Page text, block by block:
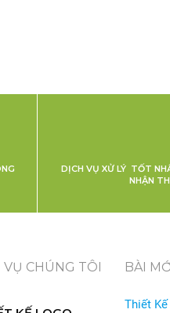
DỊCH VỤ XỬ LÝ TỐT
NHẬN
VỤ CHÚNG TÔI BÀI
Thiết